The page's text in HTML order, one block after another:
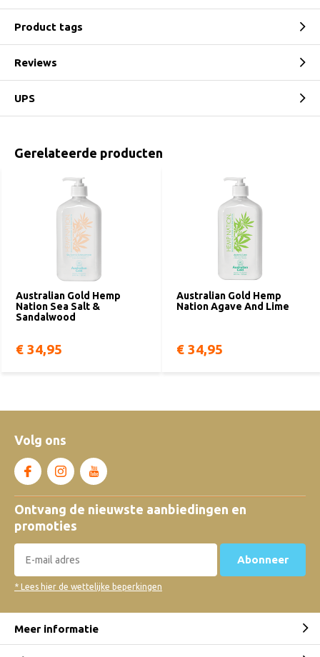
Product tags
Reviews
UPS
Gerelateerde producten
Australian Gold Hemp
Nation Sea Salt &
Sandalwood
€ 34,95
Australian Gold Hemp
Nation Agave And Lime
€ 34,95
Volg ons
Ontvang de nieuwste aanbiedingen en
promoties
Abonneer
* Lees hier de wettelijke beperkingen
Meer informatie